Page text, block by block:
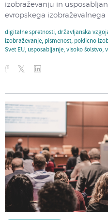
izobraževanju in
evropskega izobraževalnega
digitalne spretnosti,državljanska
izobraževanje, pismenost, poklicno
Svet EU, usposabljanje,visoko šolstvo,